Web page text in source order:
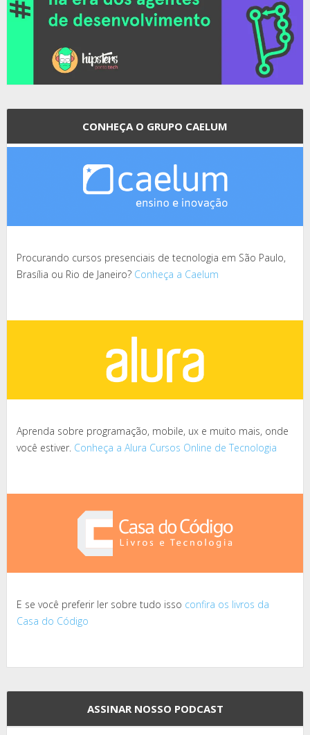
CONHEÇA O GRUPO CAELUM
Procurando cursos presenciais de tecnologia em São Paulo,
Brasília ou Rio de Janeiro? Conheça a Caelum
Aprenda sobre programação, mobile, ux e muito mais, onde
você estiver. Conheça a Alura Cursos Online de Tecnologia
E se você preferir ler sobre tudo isso confira os livros da
Casa do Código
ASSINAR NOSSO PODCAST